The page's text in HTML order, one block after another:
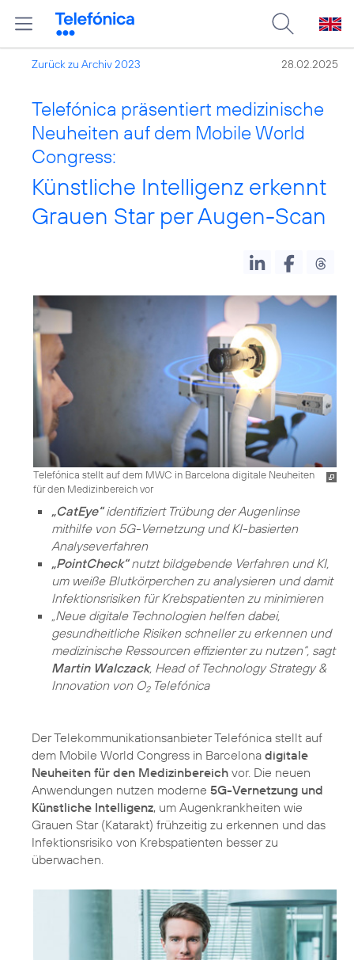
Zurück zu Archiv 2023 28.02.2025
Telefónica präsentiert medizinische
Neuheiten auf dem Mobile World
Congress:
Künstliche Intelligenz erkennt
Grauen Star per Augen-Scan
Telefónica stellt auf dem MWC in Barcelona digitale Neuheiten
für den Medizinbereich vor
„CatEye“identifiziert Trübung der Augenlinse
mithilfe von 5G-Vernetzung und KI-basierten
Analyseverfahren
„PointCheck“nutzt bildgebende Verfahren und KI,
um weiße Blutkörperchen zu analysieren und damit
Infektionsrisiken für Krebspatienten zu minimieren
„Neue digitale Technologien helfen dabei,
gesundheitliche Risiken schneller zu erkennen und
medizinische Ressourcen effizienter zu nutzen“, sagt
Martin Walczack, Head of Technology Strategy &
Innovation von O2Telefónica
Der Telekommunikationsanbieter Telefónica stellt auf
dem Mobile World Congress in Barcelona digitale
Neuheiten für den Medizinbereich vor. Die neuen
Anwendungen nutzen moderne 5G-Vernetzung und
Künstliche Intelligenz, um Augenkrankheiten wie
Grauen Star (Katarakt) frühzeitig zu erkennen und das
Infektionsrisiko von Krebspatienten besser zu
überwachen.